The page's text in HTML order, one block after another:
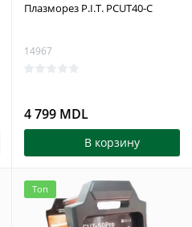
Плазморез P.I.T. PCUT40-C
14967
4 799 MDL
В корзину
Топ